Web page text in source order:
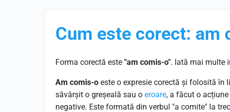
Cum este corect: am
Forma corectă este "am comis-o". Iată mai multe
Am comis-o este o expresie corectă și folosită în
săvârșit o greșeală sau o eroare, a făcut o
negative. Este formată din verbul "a comite" la